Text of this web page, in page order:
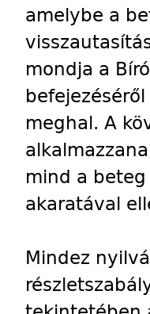
amelybe a
mondja a
meghal. A
mind a
akaratával
Mindez